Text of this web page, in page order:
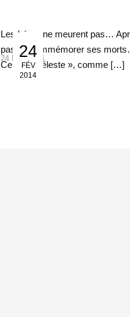
24
FÉV
2014
24 Fév 2014
Les héros ne meurent pas…
pas de commémorer ses
Centurie céleste », comme […]